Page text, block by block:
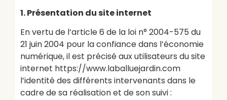
1. Présentation du site internet
En vertu de l’article 6 de la loi n° 2004-575 du
21 juin 2004 pour la confiance dans l’économie
numérique, il est précisé aux utilisateurs du site
internet https://www.laballuejardin.com
l’identité des différents intervenants dans le
cadre de sa réalisation et de son suivi :